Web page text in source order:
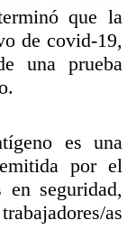
que la
de covid-19,
una prueba
es una
por el
en seguridad,
as